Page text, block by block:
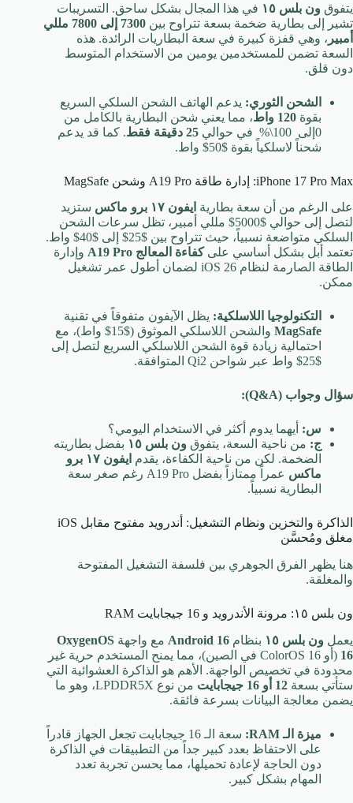
يتفوق ون بلس ١٥
في هذا المجال بشكل ساحق. التسريبات
تشير إلى بطارية ضخمة بسعة تتراوح بين 7300 إلى 7800 مللي
أمبير ، وهي قفزة كبيرة في سعة البطاريات الرائدة. هذه
السعة تضمن للمستخدمين يومين من الاستخدام المتوسط
دون قلق.
الشحن الثوري: يدعم الهاتف الشحن السلكي السريع
بقوة 120 واط، مما يعني شحن البطارية بالكامل من
0 إلى 100\% في حوالي 25 دقيقة فقط. كما قد يدعم
شحناً لاسلكياً بقوة $50$ واط.
iPhone 17 Pro Max: إدارة طاقة A19 Pro وشحن MagSafe
على الرغم من أن سعة بطارية ايفون ١٧ برو ماكس
ستزيد
لتصل إلى حوالي $5000$
مللي أمبير، تظل سرعات الشحن
السلكي متواضعة نسبياً، حيث تتراوح بين $25$ إلى $40$
واط.
تعتمد أبل بشكل أساسي علىكفاءة المعالج A19 Pro
وإدارة
الطاقة الصارمة لنظام iOS 26 لضمان أطول عمر تشغيل
ممكن.
التكنولوجيا اللاسلكية: يظل الآيفون متفوقاً في تقنية
MagSafe والشحن اللاسلكي الموثوق ($15$
واط)، مع
احتمالية زيادة قوة الشحن اللاسلكي السريع لتصل إلى
$25$
واط عبر شواحن Qi2 المتوافقة.
سؤال وجواب (Q&A):
س: أيهما يدوم أكثر في الاستخدام اليومي؟
ج: من ناحية السعة، يتفوق ون بلس ١٥
بفضل بطاريته
الضخمة. لكن من ناحية الكفاءة، يقدم
ايفون ١٧ برو
ماكس
عمراً ممتازاً بفضل A19 Pro رغم صغر سعة
البطارية نسبياً.
الذاكرة والتخزين ونظام التشغيل: أندرويد مفتوح مقابل iOS
مغلق ومُحسَّن
هنا يظهر الفرق الجوهري بين فلسفة التشغيل المفتوحة
والمغلقة.
ون بلس ١٥: مرونة الأندرويد و 16 جيجابايت RAM
يعمل ون بلس ١٥ بنظام Android 16 مع واجهة OxygenOS
16
(أو ColorOS 16 في الصين)، مما يمنح المستخدم حرية غير
محدودة في تخصيص الواجهة. الأهم هو الذاكرة العشوائية التي
ستأتي بسعة 12 أو 16 جيجابايت
من نوع LPDDR5X، وهو ما
يضمن معالجة البيانات بسرعة فائقة.
ميزة الـ RAM: سعة الـ 16 جيجابايت تجعل الجهاز قادراً
على الاحتفاظ بعدد كبير جداً من التطبيقات في الذاكرة
دون الحاجة لإعادة تحميلها، مما يحسن تجربة تعدد
المهام بشكل كبير.